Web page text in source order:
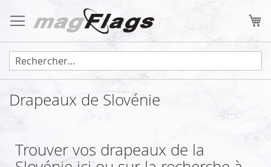
au
contenu
Drapeaux de Slovénie
Trouver vos drapeaux de la